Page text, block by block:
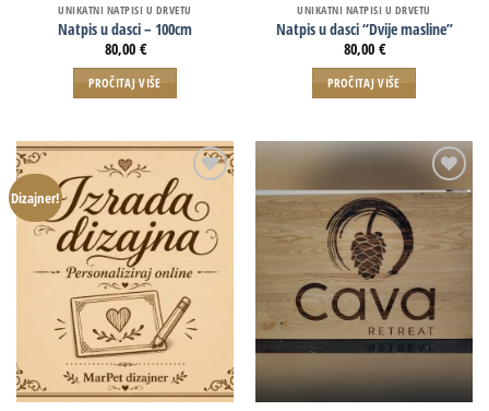
UNIKATNI NATPISI U DRVETU
Natpis u dasci – 100cm
80,00 €
PROČITAJ VIŠE
UNIKATNI NATPISI U DRVETU
Natpis u dasci “Dvije masline”
80,00 €
PROČITAJ VIŠE
Dizajner!